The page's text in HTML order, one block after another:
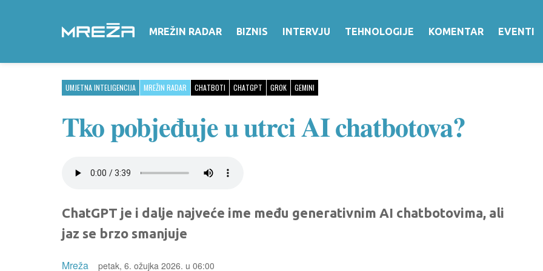
MREŽIN RADAR BIZNIS INTERVJU TEHNOLOGIJE KOMENTAR EVENTI
UMJETNA INTELIGENCIJA MREŽIN RADAR CHATBOTI CHATGPT GROK GEMINI
Tko pobjeđuje u utrci AI chatbotova?
ChatGPT je i dalje najveće ime među generativnim AI chatbotovima, ali
jaz se brzo smanjuje
Mreža petak, 6. ožujka 2026. u 06:00